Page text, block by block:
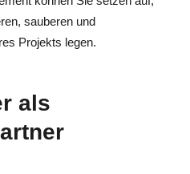
sauberen und
Projekts legen.
als